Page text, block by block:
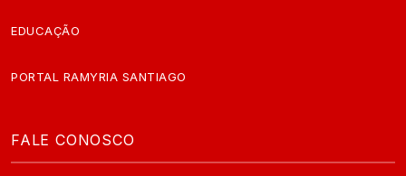
EDUCAÇÃO
PORTAL RAMYRIA SANTIAGO
FALE CONOSCO